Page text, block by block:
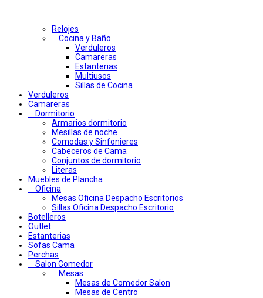
Relojes
Cocina y Baño
Verduleros
Camareras
Estanterias
Multiusos
Sillas de Cocina
Verduleros
Camareras
Dormitorio
Armarios dormitorio
Mesillas de noche
Comodas y Sinfonieres
Cabeceros de Cama
Conjuntos de dormitorio
Literas
Muebles de Plancha
Oficina
Mesas Oficina Despacho Escritorios
Sillas Oficina Despacho Escritorio
Botelleros
Outlet
Estanterias
Sofas Cama
Perchas
Salon Comedor
Mesas
Mesas de Comedor Salon
Mesas de Centro